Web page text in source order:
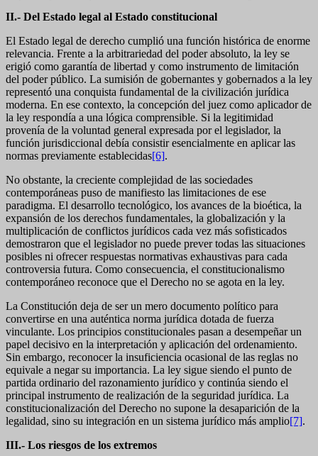
II.- Del Estado legal al Estado constitucional
El Estado legal de derecho cumplió una función histórica de enorme
relevancia. Frente a la arbitrariedad del poder absoluto, la ley se
erigió como garantía de libertad y como instrumento de limitación
del poder público. La sumisión de gobernantes y gobernados a la ley
representó una conquista fundamental de la civilización jurídica
moderna. En ese contexto, la concepción del juez como aplicador de
la ley respondía a una lógica comprensible. Si la legitimidad
provenía de la voluntad general expresada por el legislador, la
función jurisdiccional debía consistir esencialmente en aplicar las
normas previamente establecidas[6].
No obstante, la creciente complejidad de las sociedades
contemporáneas puso de manifiesto las limitaciones de ese
paradigma. El desarrollo tecnológico, los avances de la bioética, la
expansión de los derechos fundamentales, la globalización y la
multiplicación de conflictos jurídicos cada vez más sofisticados
demostraron que el legislador no puede prever todas las situaciones
posibles ni ofrecer respuestas normativas exhaustivas para cada
controversia futura. Como consecuencia, el constitucionalismo
contemporáneo reconoce que el Derecho no se agota en la ley.
La Constitución deja de ser un mero documento político para
convertirse en una auténtica norma jurídica dotada de fuerza
vinculante. Los principios constitucionales pasan a desempeñar un
papel decisivo en la interpretación y aplicación del ordenamiento.
Sin embargo, reconocer la insuficiencia ocasional de las reglas no
equivale a negar su importancia. La ley sigue siendo el punto de
partida ordinario del razonamiento jurídico y continúa siendo el
principal instrumento de realización de la seguridad jurídica. La
constitucionalización del Derecho no supone la desaparición de la
legalidad, sino su integración en un sistema jurídico más amplio[7].
III.- Los riesgos de los extremos